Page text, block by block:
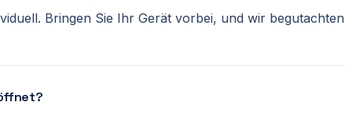
Bringen Sie Ihr Gerät vorbei, und wir begutachten